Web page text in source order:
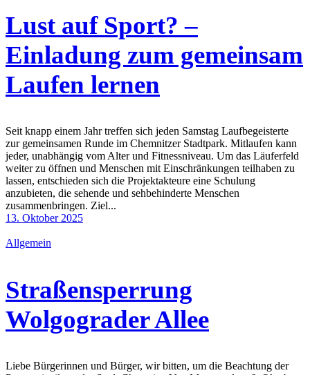
Lust auf Sport? –
Einladung zum gemeinsam
Laufen lernen
Seit knapp einem Jahr treffen sich jeden Samstag Laufbegeisterte
zur gemeinsamen Runde im Chemnitzer Stadtpark. Mitlaufen kann
jeder, unabhängig vom Alter und Fitnessniveau. Um das Läuferfeld
weiter zu öffnen und Menschen mit Einschränkungen teilhaben zu
lassen, entschieden sich die Projektakteure eine Schulung
anzubieten, die sehende und sehbehinderte Menschen
zusammenbringen. Ziel...
13. Oktober 2025
Allgemein
Straßensperrung
Wolgograder Allee
Liebe Bürgerinnen und Bürger, wir bitten, um die Beachtung der